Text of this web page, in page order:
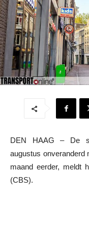
DEN HAAG – De
augustus onveranderd
maand eerder, meldt
(CBS).